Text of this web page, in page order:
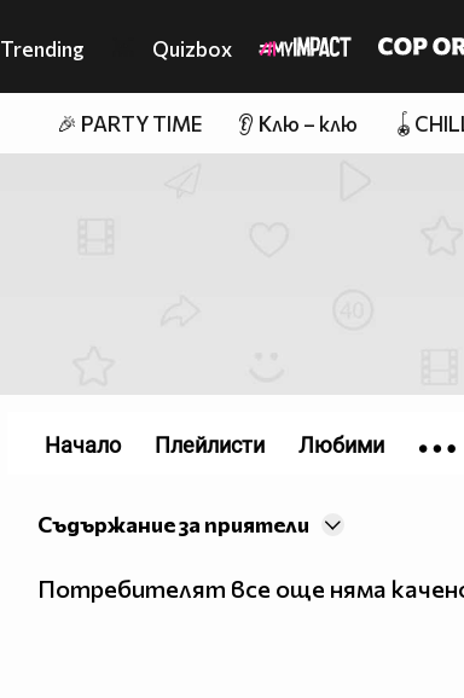
Trending Quizbox
🎉 PARTY TIME 👂 Клю – клю
Съдържание за приятели
Потребителят все още няма
Начало Плейлисти Любими